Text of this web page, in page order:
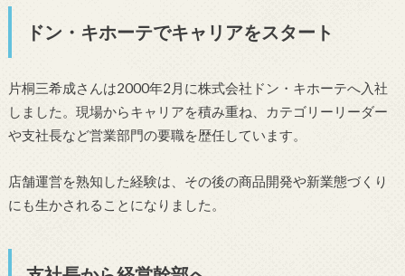
ドン・キホーテでキャリアをスタート
片桐三希成さんは2000年2月に株式会社ドン・キホーテへ入社
しました。現場からキャリアを積み重ね、カテゴリーリーダー
や支社長など営業部門の要職を歴任しています。
店舗運営を熟知した経験は、その後の商品開発や新業態づくり
にも生かされることになりました。